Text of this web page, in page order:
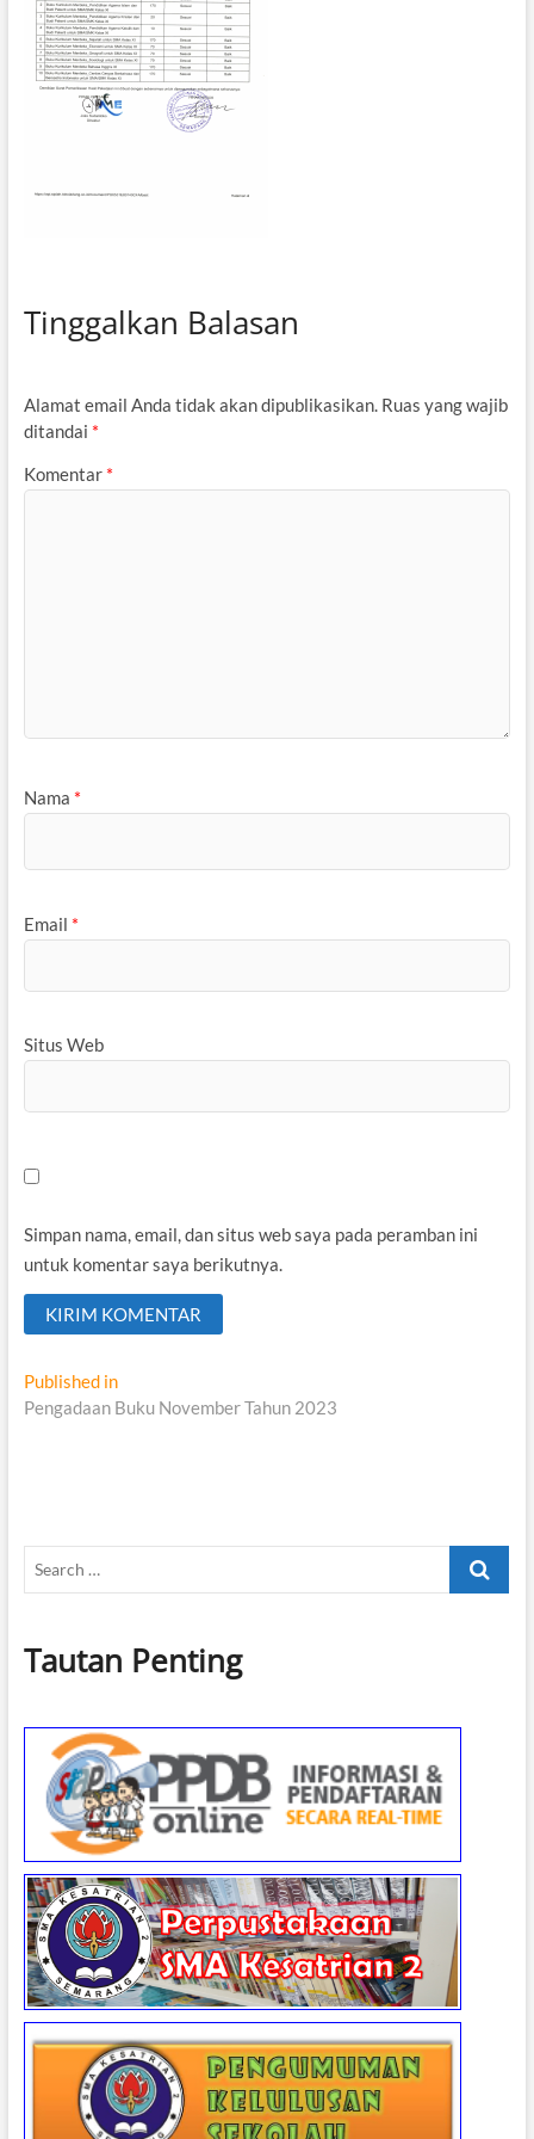
Tinggalkan Balasan
Alamat email Anda tidak akan dipublikasikan. Ruas yang wajib
ditandai *
Komentar *
Nama *
Email *
Situs Web
Simpan nama, email, dan situs web saya pada peramban ini
untuk komentar saya berikutnya.
Navigasi
pos
Published in
Pengadaan Buku November Tahun 2023
Search
Tautan Penting